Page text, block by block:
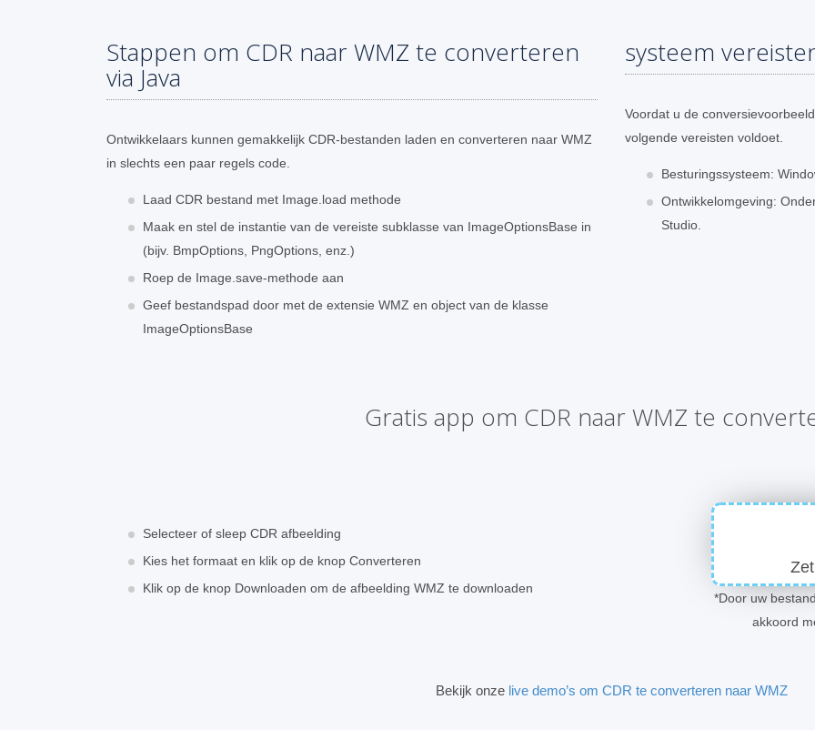
Stappen om CDR naar WMZ te converteren
via Java
Ontwikkelaars kunnen gemakkelijk CDR-bestanden laden en converteren naar WMZ
in slechts een paar regels code.
Laad CDR bestand met Image.load methode
Maak en stel de instantie van de vereiste subklasse van ImageOptionsBase in
(bijv. BmpOptions, PngOptions, enz.)
Roep de Image.save-methode aan
Geef bestandspad door met de extensie WMZ en object van de klasse
ImageOptionsBase
systeem
Voordat u de
volgende vereisten voldoet.
Besturingssysteem:
Ontwikkelomgeving:
Studio.
Gratis app om CDR naar WMZ te
Selecteer of sleep CDR afbeelding
Kies het formaat en klik op de knop Converteren
Klik op de knop Downloaden om de afbeelding WMZ te downloaden
*Door uw
akkoord
Bekijk onze live demo’s om CDR te converteren naar WMZ